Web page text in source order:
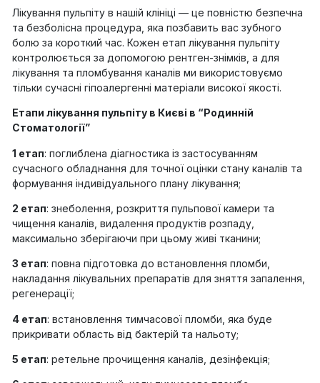
Лікування пульпіту в нашій клініці — це повністю безпечна
та безболісна процедура, яка позбавить вас зубного
болю за короткий час. Кожен етап лікування пульпіту
контролюється за допомогою рентген-знімків, а для
лікування та пломбування каналів ми використовуємо
тільки сучасні гіпоалергенні матеріали високої якості.
Етапи лікування пульпіту в Києві в “Родинній
Стоматології”
1 етап: поглиблена діагностика із застосуванням
сучасного обладнання для точної оцінки стану каналів та
формування індивідуального плану лікування;
2 етап: знеболення, розкриття пульпової камери та
чищення каналів, видалення продуктів розпаду,
максимально зберігаючи при цьому живі тканини;
3 етап: повна підготовка до встановлення пломби,
накладання лікувальних препаратів для зняття запалення,
регенерації;
4 етап: встановлення тимчасової пломби, яка буде
прикривати область від бактерій та нальоту;
5 етап: ретельне прочищення каналів, дезінфекція;